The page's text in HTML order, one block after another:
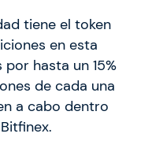
tiene el token
en esta
hasta un 15%
de cada una
a cabo dentro
Bitfinex.